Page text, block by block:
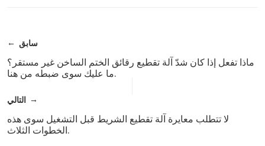
سابق
ماذا تفعل إذا كان شدّ آلة تقطيع رقائق الختم الساخن غير مستقر؟
ما عليك سوى ضبطه من هنا.
التالي
لا تتطلب معايرة آلة تقطيع الشريط قبل التشغيل سوى هذه
الخطوات الثلاث.